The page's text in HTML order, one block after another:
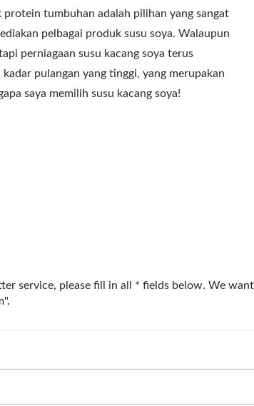
tumbuhan adalah pilihan yang sangat
pelbagai produk susu soya. Walaupun
perniagaan susu kacang soya terus
pulangan yang tinggi, yang merupakan
saya memilih susu kacang soya!